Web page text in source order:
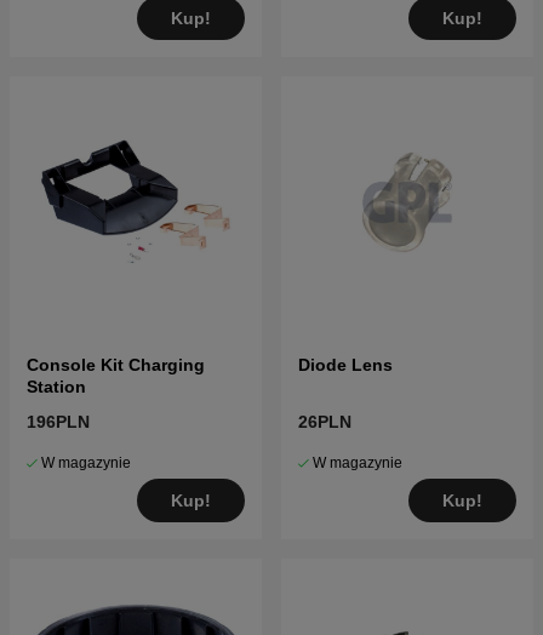
Kup! Kup!
Console Kit Charging
Station
196PLN
W magazynie
Kup!
Diode Lens
26PLN
W magazynie
Kup!